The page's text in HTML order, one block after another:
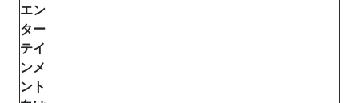
エン
ター
テイ
ンメ
ント